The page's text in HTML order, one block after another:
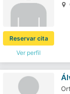
Ver perfil
Reservar cita